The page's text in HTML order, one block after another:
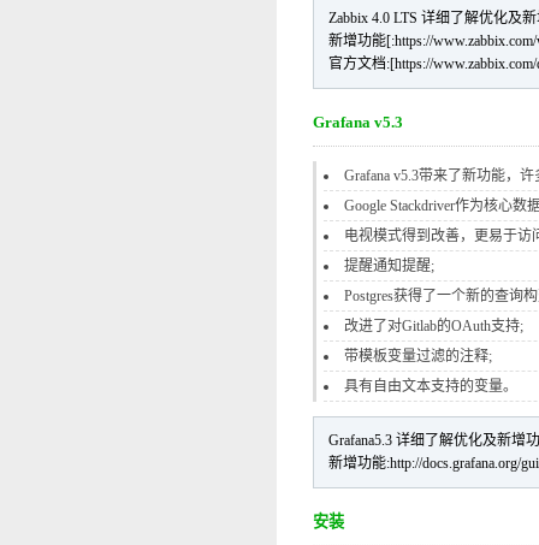
Zabbix 4.0 LTS 详细了解优化及
新增功能[:https://
官方文档:[https://www.zabbix.com/
Grafana v5.3
Grafana v5.3带来了新功能，
Google Stackdriver作为核心数
电视模式得到改善，更易于访
提醒通知提醒;
Postgres获得了一个新的查询
改进了对Gitlab的OAuth支持;
带模板变量过滤的注释;
具有自由文本支持的变量。
Grafana5.3 详细了解优化及新增
新增功能:http://docs.grafana.org/
安装